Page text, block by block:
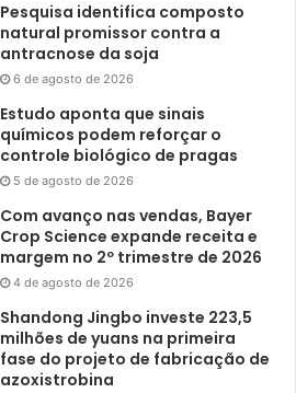
Pesquisa identifica composto
natural promissor contra a
antracnose da soja
6 de agosto de 2026
Estudo aponta que sinais
químicos podem reforçar o
controle biológico de pragas
5 de agosto de 2026
Com avanço nas vendas, Bayer
Crop Science expande receita e
margem no 2º trimestre de 2026
4 de agosto de 2026
Shandong Jingbo investe 223,5
milhões de yuans na primeira
fase do projeto de fabricação de
azoxistrobina